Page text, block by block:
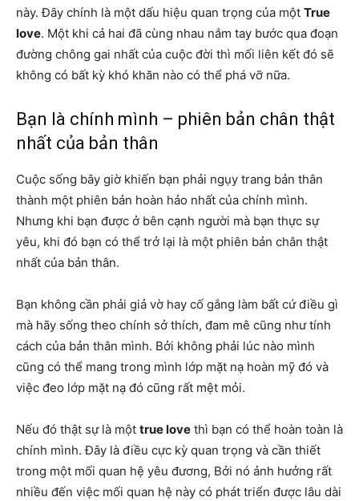
này. Đây chính là một dấu hiệu quan trọng của một True
love. Một khi cả hai đã cùng nhau nắm tay bước qua đoạn
đường chông gai nhất của cuộc đời thì mối liên kết đó sẽ
không có bất kỳ khó khăn nào có thể phá vỡ nữa.
Bạn là chính mình – phiên bản chân thật
nhất của bản thân
Cuộc sống bây giờ khiến bạn phải ngụy trang bản thân
thành một phiên bản hoàn hảo nhất của chính mình.
Nhưng khi bạn được ở bên cạnh người mà bạn thực sự
yêu, khi đó bạn có thể trở lại là một phiên bản chân thật
nhất của bản thân.
Bạn không cần phải giả vờ hay cố gắng làm bất cứ điều gì
mà hãy sống theo chính sở thích, đam mê cũng như tính
cách của bản thân mình. Bởi không phải lúc nào mình
cũng có thể mang trong mình lớp mặt nạ hoàn mỹ đó và
việc đeo lớp mặt nạ đó cũng rất mệt mỏi.
Nếu đó thật sự là một true love thì bạn có thể hoàn toàn là
chính mình. Đây là điều cực kỳ quan trọng và cần thiết
trong một mối quan hệ yêu đương, Bởi nó ảnh hưởng rất
nhiều đến việc mối quan hệ này có phát triển được lâu dài